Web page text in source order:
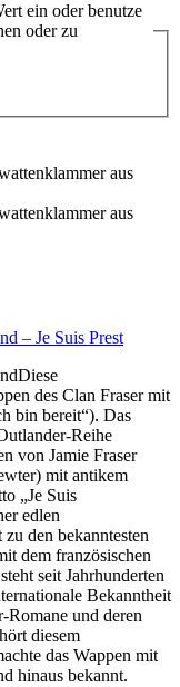
ein oder benutze
oder zu
– Je Suis Prest
des Clan Fraser mit
bin bereit“). Das
Reihe
von Jamie Fraser
mit antikem
„Je Suis
edlen
den bekanntesten
dem französischen
seit Jahrhunderten
Bekanntheit
Romane und deren
diesem
das Wappen mit
hinaus bekannt.